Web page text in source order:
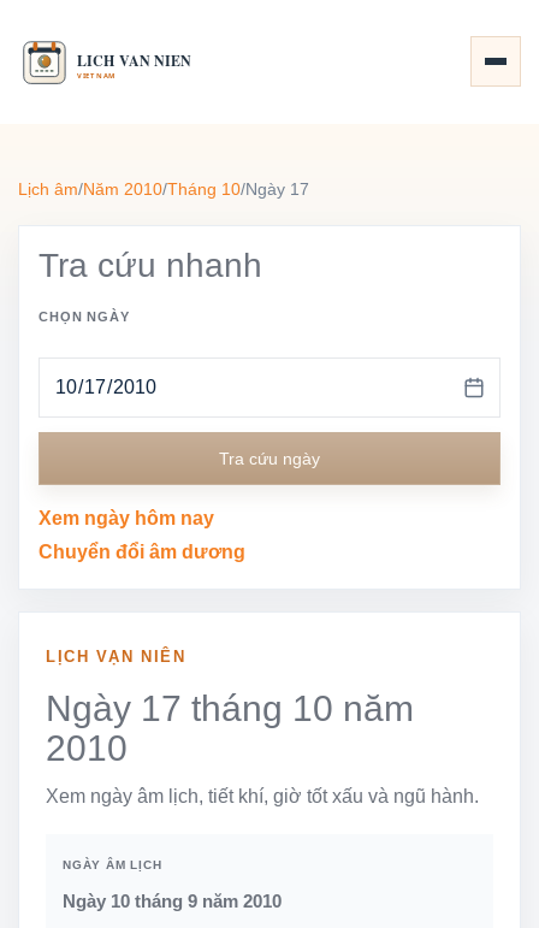
Lịch âm/Năm 2010/Tháng 10/Ngày 17
Tra cứu nhanh
CHỌN NGÀY
Tra cứu ngày
Xem ngày hôm nay
Chuyển đổi âm dương
LỊCH VẠN NIÊN
Ngày 17 tháng 10 năm
2010
Xem ngày âm lịch, tiết khí, giờ tốt xấu và ngũ hành.
NGÀY ÂM LỊCH
Ngày 10 tháng 9 năm 2010